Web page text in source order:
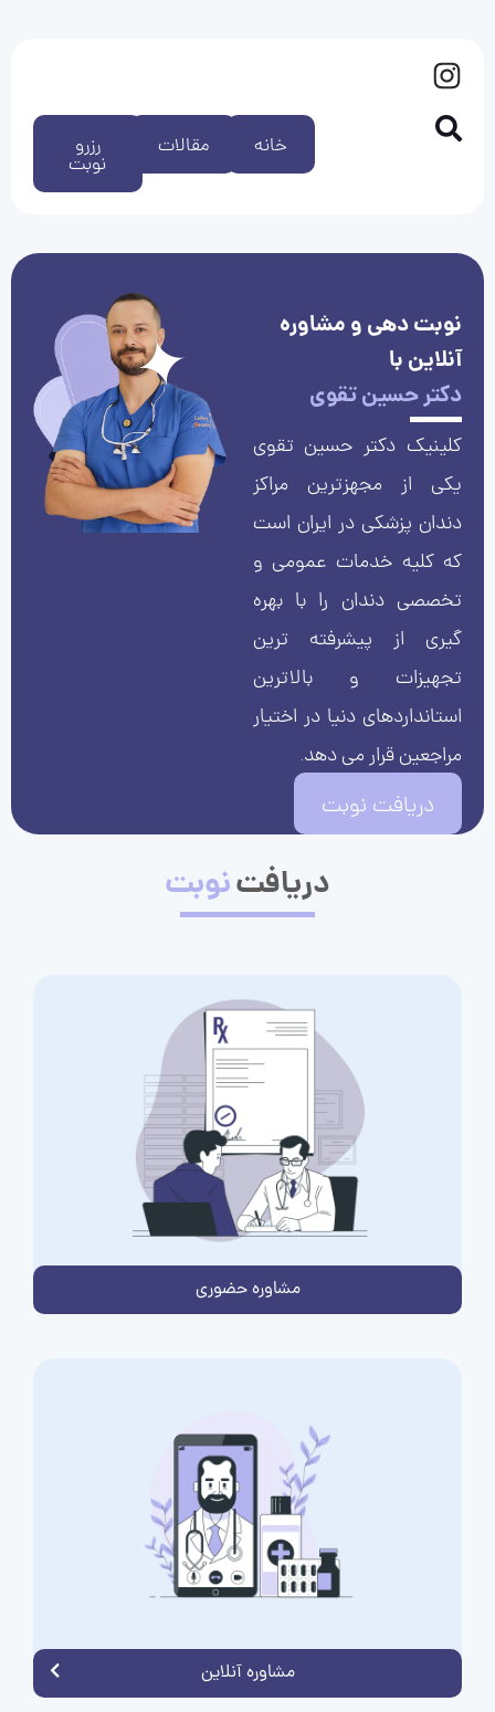
رزرو
نوبت
مقالات خانه
نوبت دهی و مشاوره
آنلاین با
دکتر حسین تقوی
کلینیک دکتر حسین تقوی
یکی از مجهزترین مراکز
دندان پزشکی در ایران است
که کلیه خدمات عمومی و
تخصصی دندان را با بهره
گیری از پیشرفته ترین
تجهیزات و بالاترین
استانداردهای دنیا در اختیار
مراجعین قرار می دهد.
دریافت نوبت
دریافتنوبت
مشاوره حضوری
مشاوره آنلاین